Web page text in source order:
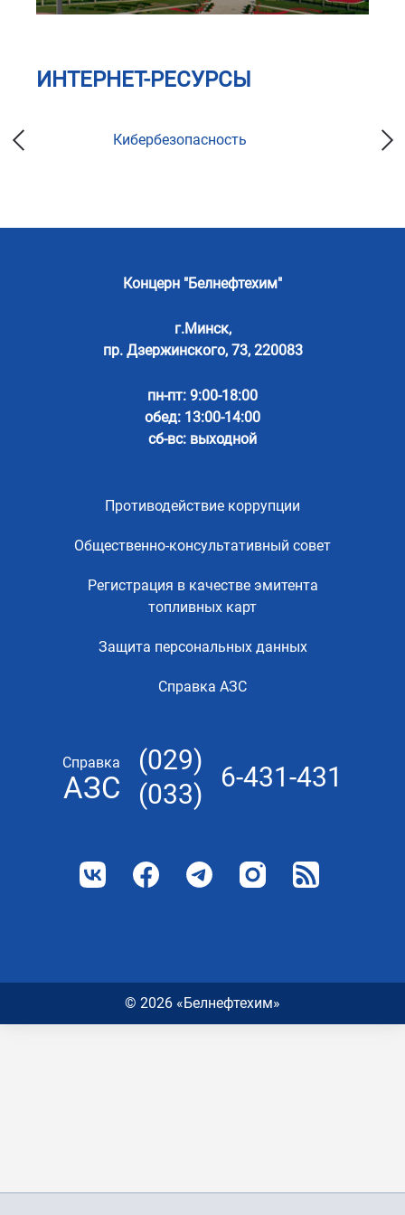
ИНТЕРНЕТ-РЕСУРСЫ
Кибербезопасность
Концерн "Белнефтехим"
г.Минск,
пр. Дзержинского, 73, 220083
пн-пт: 9:00-18:00
обед: 13:00-14:00
сб-вс: выходной
Противодействие коррупции
Общественно-консультативный совет
Регистрация в качестве эмитента
топливных карт
Защита персональных данных
Справка АЗС
Справка
АЗС
(029)
(033)
6-431-431
© 2026 «Белнефтехим»